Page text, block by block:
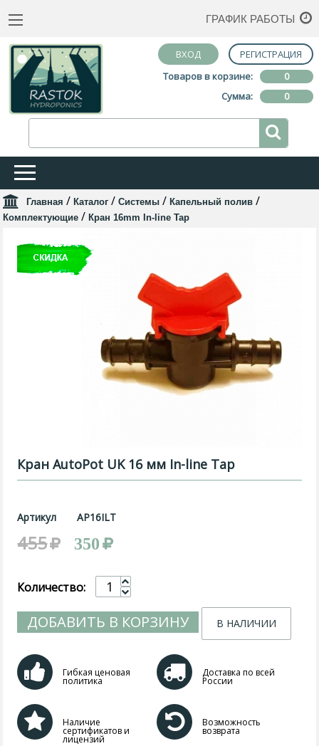
ГРАФИК РАБОТЫ
ВХОД
РЕГИСТРАЦИЯ
Товаров в корзине:
0
Сумма:
0
Главная / Каталог / Системы / Капельный полив /
Комплектующие / Кран 16mm In-line Tap
Кран AutoPot UK 16 мм In-line Tap
Артикул AP16ILT
455 350
Количество:
ДОБАВИТЬ В КОРЗИНУ В НАЛИЧИИ
Гибкая ценовая
политика
Доставка по всей
России
Наличие
сертификатов и
лицензий
Возможность
возврата